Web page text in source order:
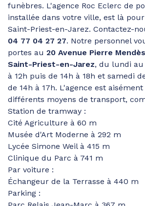
funèbres. L'agence Roc Eclerc de
installée dans votre ville, est là
Saint-Priest-en-Jarez. Contactez-
04 77 04 27 27. Notre personnel
portes au 20 Avenue Pierre
Saint-Priest-en-Jarez, du lundi au
à 12h puis de 14h à 18h et samedi
de 14h à 17h. L'agence est
différents moyens de transport,
Station de tramway :
Cité Agriculture à 60 m
Musée d'Art Moderne à 292 m
Lycée Simone Weil à 415 m
Clinique du Parc à 741 m
Par voiture :
Échangeur de la Terrasse à 440 m
Parking :